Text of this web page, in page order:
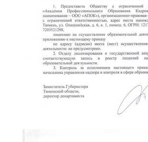
Telegram
Vkontakte EMail
Max